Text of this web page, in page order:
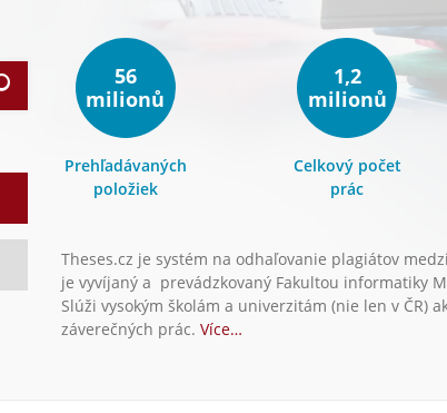
Vyhledat56
milionů
Prehľadávaných
položiek
1,2
milionů
Celkový počet
prác
Theses.cz je systém na odhaľovanie plagiátov
je vyvíjaný a prevádzkovaný Fakultou informatiky
Slúži vysokým školám a univerzitám (nie len v ČR)
záverečných prác. Více…